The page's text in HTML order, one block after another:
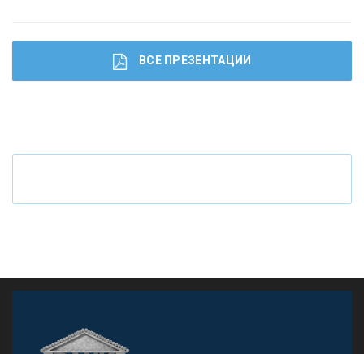
Что будет с наличными деньгами при цифровом
ВСЕ ПРЕЗЕНТАЦИИ